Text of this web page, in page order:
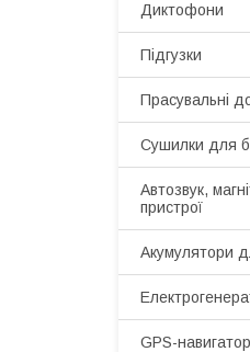
Диктофони
Підгузки
Прасувальні
Сушилки для
Автозвук,
пристрої
Акумулятори
GPS-